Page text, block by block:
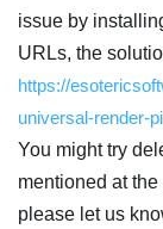
issue by
URLs, the
https://
universal-render-
You might try
mentioned at
please let us